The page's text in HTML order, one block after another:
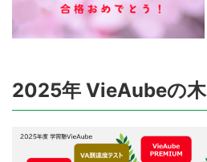
2025年 VieAubeの木